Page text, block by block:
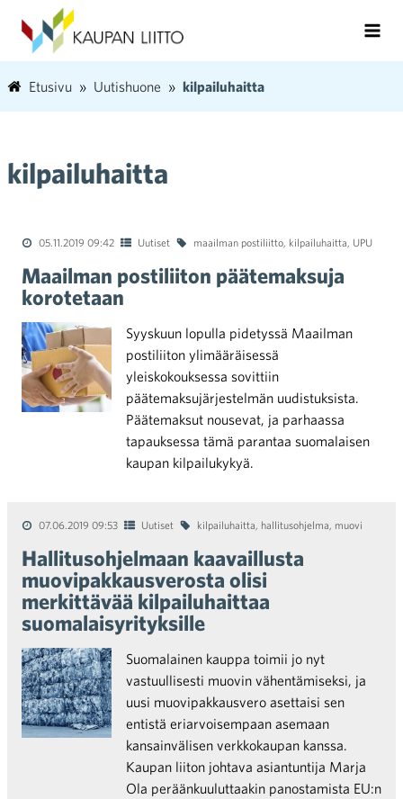
Etusivu Uutishuone kilpailuhaitta
kilpailuhaitta
05.11.2019 09:42 Uutiset maailman postiliitto, kilpailuhaitta, UPU
Maailman postiliiton päätemaksuja
korotetaan
Syyskuun lopulla pidetyssä Maailman
postiliiton ylimääräisessä
yleiskokouksessa sovittiin
päätemaksujärjestelmän uudistuksista.
Päätemaksut nousevat, ja parhaassa
tapauksessa tämä parantaa suomalaisen
kaupan kilpailukykyä.
07.06.2019 09:53 Uutiset kilpailuhaitta, hallitusohjelma, muovi
Hallitusohjelmaan kaavaillusta
muovipakkausverosta olisi
merkittävää kilpailuhaittaa
suomalaisyrityksille
Suomalainen kauppa toimii jo nyt
vastuullisesti muovin vähentämiseksi, ja
uusi muovipakkausvero asettaisi sen
entistä eriarvoisempaan asemaan
kansainvälisen verkkokaupan kanssa.
Kaupan liiton johtava asiantuntija Marja
Ola peräänkuuluttaakin panostamista EU:n